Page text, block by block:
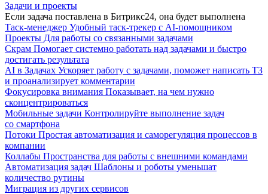
Задачи и проекты
Если задача поставлена в Битрикс24, она будет выполнена
Таск-менеджер Удобный таск-трекер с AI-помощником
Проекты Для работы со связанными задачами
Скрам Помогает системно работать над задачами и быстро
достигать результата
AI в Задачах Ускоряет работу с задачами, поможет написать ТЗ
и проанализирует комментарии
Фокусировка внимания Показывает, на чем нужно
сконцентрироваться
Мобильные задачи Контролируйте выполнение задач
со смартфона
Потоки Простая автоматизация и саморегуляция процессов в
компании
Коллабы Пространства для работы с внешними командами
Автоматизация задач Шаблоны и роботы уменьшат
количество рутины
Миграция из других сервисов